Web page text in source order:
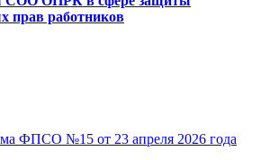
прав работников
ФПСО №15 от 23 апреля 2026 года